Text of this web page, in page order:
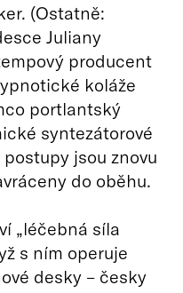
(Ostatně:
Juliany
producent
koláže
portlantský
syntezátorové
jsou znovu
do oběhu.
„léčebná síla
s ním operuje
desky – česky